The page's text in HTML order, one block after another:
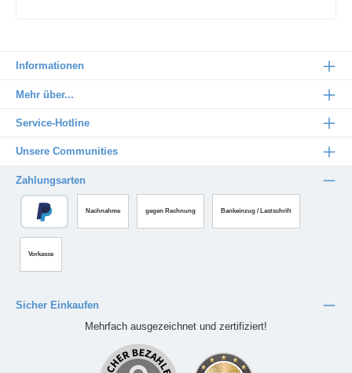
Informationen
Mehr über...
Service-Hotline
Unsere Communities
Zahlungsarten
Nachnahme gegen Rechnung Bankeinzug / Lastschrift
Vorkasse
Sicher Einkaufen
Mehrfach ausgezeichnet und zertifiziert!